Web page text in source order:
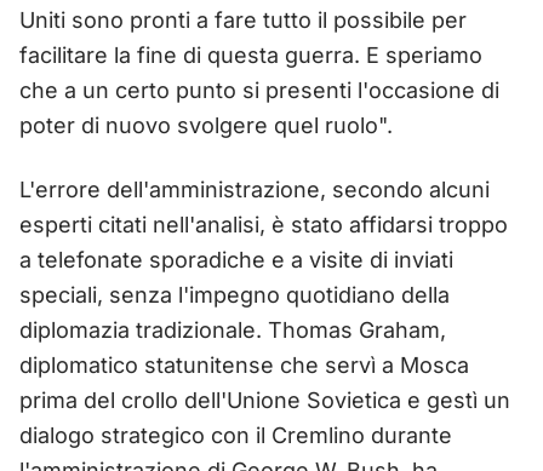
Uniti sono pronti a fare tutto il possibile per
facilitare la fine di questa guerra. E speriamo
che a un certo punto si presenti l'occasione di
poter di nuovo svolgere quel ruolo".
L'errore dell'amministrazione, secondo alcuni
esperti citati nell'analisi, è stato affidarsi troppo
a telefonate sporadiche e a visite di inviati
speciali, senza l'impegno quotidiano della
diplomazia tradizionale. Thomas Graham,
diplomatico statunitense che servì a Mosca
prima del crollo dell'Unione Sovietica e gestì un
dialogo strategico con il Cremlino durante